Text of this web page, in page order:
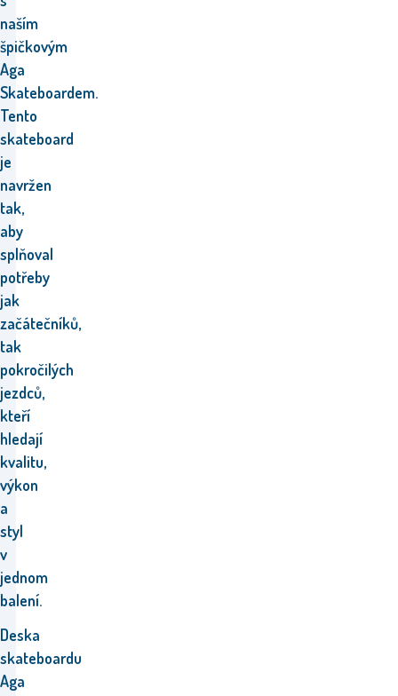
naším
špičkovým
Aga
Skateboardem.
Tento
skateboard
je
navržen
tak,
aby
splňoval
potřeby
jak
začátečníků,
tak
pokročilých
jezdců,
kteří
hledají
kvalitu,
výkon
a
styl
v
jednom
balení.
Deska
skateboardu
Aga